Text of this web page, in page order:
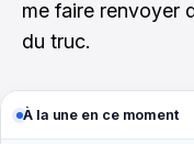
me faire renvoyer
du truc.
À la une en ce moment